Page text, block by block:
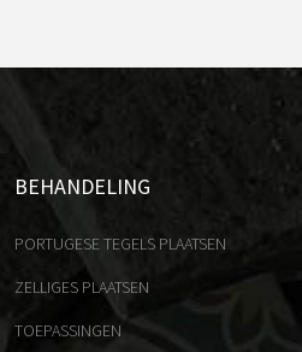
BEHANDELING
PORTUGESE TEGELS PLAATSEN
ZELLIGES PLAATSEN
TOEPASSINGEN